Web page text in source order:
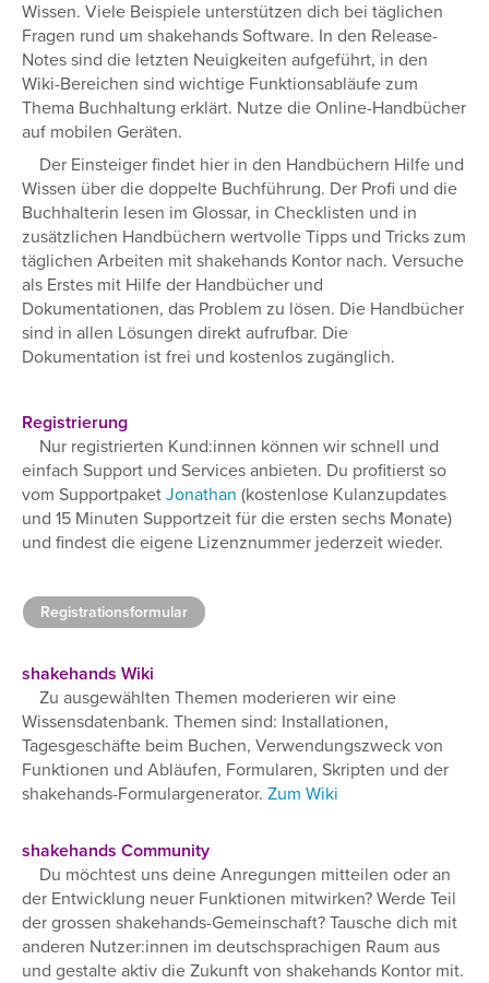
Wissen. Viele Beispiele unterstützen dich bei täglichen
Fragen rund um shakehands Software. In den Release-
Notes sind die letzten Neuigkeiten aufgeführt, in den
Wiki-Bereichen sind wichtige Funktionsabläufe zum
Thema Buchhaltung erklärt. Nutze die Online-Handbücher
auf mobilen Geräten.
Der Einsteiger findet hier in den Handbüchern Hilfe und
Wissen über die doppelte Buchführung. Der Profi und die
Buchhalterin lesen im Glossar, in Checklisten und in
zusätzlichen Handbüchern wertvolle Tipps und Tricks zum
täglichen Arbeiten mit shakehands Kontor nach. Versuche
als Erstes mit Hilfe der Handbücher und
Dokumentationen, das Problem zu lösen. Die Handbücher
sind in allen Lösungen direkt aufrufbar. Die
Dokumentation ist frei und kostenlos zugänglich.
Registrierung
Nur registrierten Kund:innen können wir schnell und
einfach Support und Services anbieten. Du profitierst so
vom Supportpaket Jonathan (kostenlose Kulanzupdates
und 15 Minuten Supportzeit für die ersten sechs Monate)
und findest die eigene Lizenznummer jederzeit wieder.
Registrationsformular
shakehands Wiki
Zu ausgewählten Themen moderieren wir eine
Wissensdatenbank. Themen sind: Installationen,
Tagesgeschäfte beim Buchen, Verwendungszweck von
Funktionen und Abläufen, Formularen, Skripten und der
shakehands-Formulargenerator. Zum Wiki
shakehands Community
Du möchtest uns deine Anregungen mitteilen oder an
der Entwicklung neuer Funktionen mitwirken? Werde Teil
der grossen shakehands-Gemeinschaft? Tausche dich mit
anderen Nutzer:innen im deutschsprachigen Raum aus
und gestalte aktiv die Zukunft von shakehands Kontor mit.